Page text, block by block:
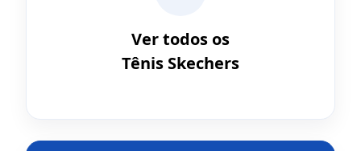
Ver todos os
Tênis Skechers